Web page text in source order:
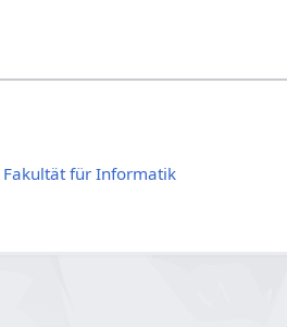
Fakultät für Informatik